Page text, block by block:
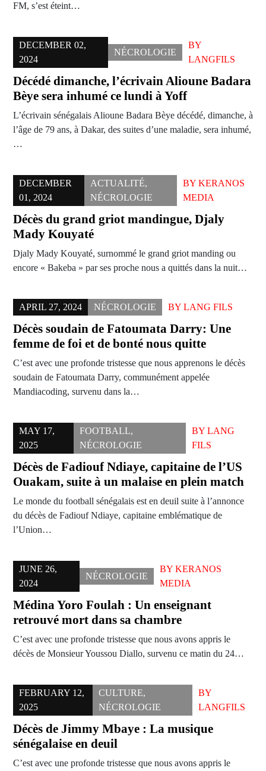
FM, s’est éteint…
DECEMBER 02,
2024
NÉCROLOGIE
BY
LANGFILS
Décédé dimanche, l’écrivain Alioune Badara
Bèye sera inhumé ce lundi à Yoff
L’écrivain sénégalais Alioune Badara Bèye décédé, dimanche, à
l’âge de 79 ans, à Dakar, des suites d’une maladie, sera inhumé,
…
DECEMBER
01, 2024
ACTUALITÉ,
NÉCROLOGIE
BYKERANOS
MEDIA
Décès du grand griot mandingue, Djaly
Mady Kouyaté
Djaly Mady Kouyaté, surnommé le grand griot manding ou
encore « Bakeba » par ses proche nous a quittés dans la nuit…
APRIL 27, 2024 NÉCROLOGIE BY LANG FILS
Décès soudain de Fatoumata Darry: Une
femme de foi et de bonté nous quitte
C’est avec une profonde tristesse que nous apprenons le décès
soudain de Fatoumata Darry, communément appelée
Mandiacoding, survenu dans la…
MAY 17,
2025
FOOTBALL,
NÉCROLOGIE
BYLANG
FILS
Décès de Fadiouf Ndiaye, capitaine de l’US
Ouakam, suite à un malaise en plein match
Le monde du football sénégalais est en deuil suite à l’annonce
du décès de Fadiouf Ndiaye, capitaine emblématique de
l’Union…
JUNE 26,
2024
NÉCROLOGIE
BY KERANOS
MEDIA
Médina Yoro Foulah : Un enseignant
retrouvé mort dans sa chambre
C’est avec une profonde tristesse que nous avons appris le
décès de Monsieur Youssou Diallo, survenu ce matin du 24…
FEBRUARY 12,
2025
CULTURE,
NÉCROLOGIE
BY
LANGFILS
Décès de Jimmy Mbaye : La musique
sénégalaise en deuil
C’est avec une profonde tristesse que nous avons appris le